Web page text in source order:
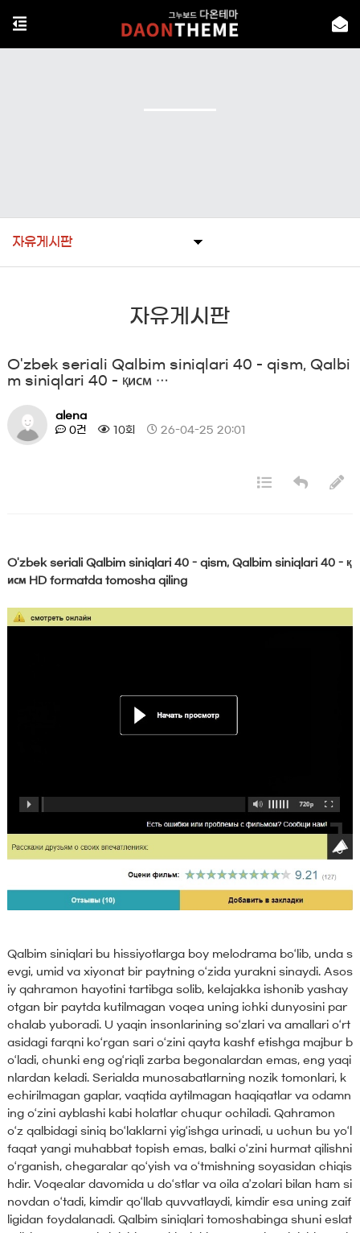
자유게시판
자유게시판
O'zbek seriali Qalbim siniqlari 40 - qism, Qalbi
m siniqlari 40 - қисм …
alena
0건
10회 26-04-25 20:01
O'zbek seriali Qalbim siniqlari 40 - qism, Qalbim siniqlari 40 - қ
исм HD formatda tomosha qiling
Qalbim siniqlari bu hissiyotlarga boy melodrama bo‘lib, unda s
evgi, umid va xiyonat bir paytning o‘zida yurakni sinaydi. Asos
iy qahramon hayotini tartibga solib, kelajakka ishonib yashay
otgan bir paytda kutilmagan voqea uning ichki dunyosini par
chalab yuboradi. U yaqin insonlarining so‘zlari va amallari o‘rt
asidagi farqni ko‘rgan sari o‘zini qayta kashf etishga majbur b
o‘ladi, chunki eng og‘riqli zarba begonalardan emas, eng yaqi
nlardan keladi. Serialda munosabatlarning nozik tomonlari, k
echirilmagan gaplar, vaqtida aytilmagan haqiqatlar va odamn
ing o‘zini ayblashi kabi holatlar chuqur ochiladi. Qahramon
o‘z qalbidagi siniq bo‘laklarni yig‘ishga urinadi, u uchun bu yo‘l
faqat yangi muhabbat topish emas, balki o‘zini hurmat qilishni
o‘rganish, chegaralar qo‘yish va o‘tmishning soyasidan chiqis
hdir. Voqealar davomida u do‘stlar va oila a’zolari bilan ham si
novdan o‘tadi, kimdir qo‘llab quvvatlaydi, kimdir esa uning zaif
ligidan foydalanadi. Qalbim siniqlari tomoshabinga shuni eslat